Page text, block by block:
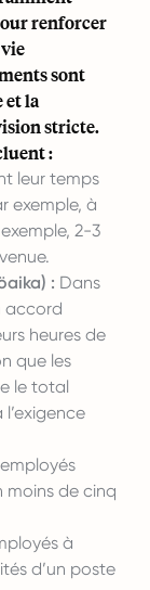
renforcer
sont
et la
stricte.
:
leur temps
exemple, à
2-3
: Dans
accord
heures de
que les
le total
moins de cinq
à
d’un poste